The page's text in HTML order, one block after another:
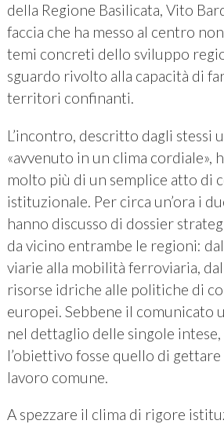
della Regione Basilicata, Vito
faccia che ha messo al centro
temi concreti dello sviluppo
sguardo rivolto alla capacità di
territori confinanti.
L’incontro, descritto dagli stessi
«avvenuto in un clima cordiale»,
molto più di un semplice atto di
istituzionale. Per circa un’ora i
hanno discusso di dossier
da vicino entrambe le regioni:
viarie alla mobilità ferroviaria,
risorse idriche alle politiche di
europei. Sebbene il comunicato
nel dettaglio delle singole intese,
l’obiettivo fosse quello di
lavoro comune.
A spezzare il clima di rigore